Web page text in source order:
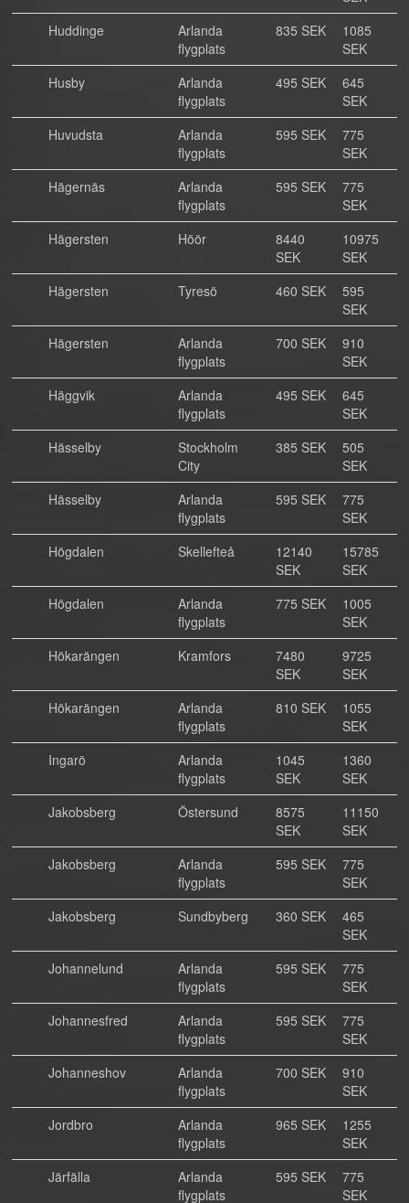
Huddinge
Arlanda
flygplats
835 SEK
1085
SEK
Husby
Arlanda
flygplats
495 SEK
645
SEK
Huvudsta
Arlanda
flygplats
595 SEK
775
SEK
Hägernäs
Arlanda
flygplats
595 SEK
775
SEK
Hägersten
Höör
8440
SEK
10975
SEK
Hägersten
Tyresö 460 SEK
595
SEK
Hägersten
Arlanda
flygplats
700 SEK
910
SEK
Häggvik
Arlanda
flygplats
495 SEK
645
SEK
Hässelby
Stockholm
City
385 SEK
505
SEK
Hässelby
Arlanda
flygplats
595 SEK
775
SEK
Högdalen
Skellefteå
12140
SEK
15785
SEK
Högdalen
Arlanda
flygplats
775 SEK
1005
SEK
Hökarängen
Kramfors
7480
SEK
9725
SEK
Hökarängen
Arlanda
flygplats
810 SEK
1055
SEK
Ingarö
Arlanda
flygplats
1045
SEK
1360
SEK
Jakobsberg
Östersund
8575
SEK
11150
SEK
Jakobsberg
Arlanda
flygplats
595 SEK
775
SEK
Jakobsberg
Sundbyberg 360 SEK
465
SEK
Johannelund
Arlanda
flygplats
595 SEK
775
SEK
Johannesfred
Arlanda
flygplats
595 SEK
775
SEK
Johanneshov
Arlanda
flygplats
700 SEK
910
SEK
Jordbro
Arlanda
flygplats
965 SEK
1255
SEK
Järfälla
Arlanda
flygplats
595 SEK
775
SEK